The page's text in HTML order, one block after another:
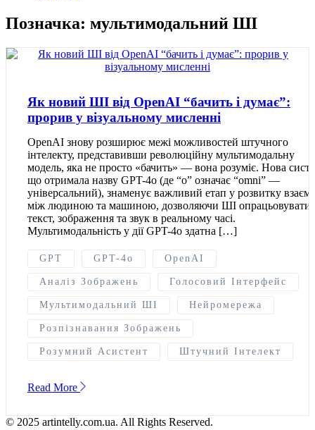
Позначка: мультимодальний ШІ
Як новий ШІ від OpenAI “бачить і думає”:
прорив у візуальному мисленні
OpenAI знову розширює межі можливостей штучного
інтелекту, представивши революційну мультимодальну
модель, яка не просто «бачить» — вона розуміє. Нова
що отримала назву GPT-4o (де “о” означає “omni” —
універсальний), знаменує важливий етап у розвитку
між людиною та машиною, дозволяючи ШІ опрацьовувати
текст, зображення та звук в реальному часі.
Мультимодальність у дії GPT-4o здатна […]
GPT GPT-4o OpenAI
Аналіз Зображень Голосовий Інтерфейс
Мультимодальний ШІ Нейромережа
Розпізнавання Зображень
Розумний Асистент Штучний Інтелект
Read More
© 2025 artintelly.com.ua. All Rights Reserved.